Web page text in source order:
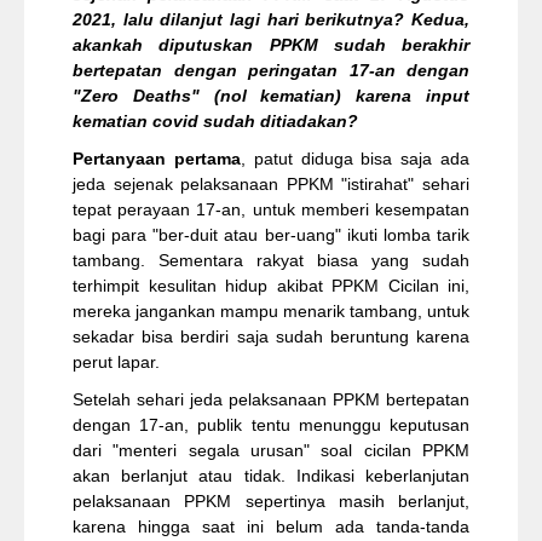
2021, lalu dilanjut lagi hari berikutnya? Kedua,
akankah diputuskan PPKM sudah berakhir
bertepatan dengan peringatan 17-an dengan
"Zero Deaths" (nol kematian) karena input
kematian covid sudah ditiadakan?
Pertanyaan pertama, patut diduga bisa saja ada
jeda sejenak pelaksanaan PPKM "istirahat" sehari
tepat perayaan 17-an, untuk memberi kesempatan
bagi para "ber-duit atau ber-uang" ikuti lomba tarik
tambang. Sementara rakyat biasa yang sudah
terhimpit kesulitan hidup akibat PPKM Cicilan ini,
mereka jangankan mampu menarik tambang, untuk
sekadar bisa berdiri saja sudah beruntung karena
perut lapar.
Setelah sehari jeda pelaksanaan PPKM bertepatan
dengan 17-an, publik tentu menunggu keputusan
dari "menteri segala urusan" soal cicilan PPKM
akan berlanjut atau tidak. Indikasi keberlanjutan
pelaksanaan PPKM sepertinya masih berlanjut,
karena hingga saat ini belum ada tanda-tanda